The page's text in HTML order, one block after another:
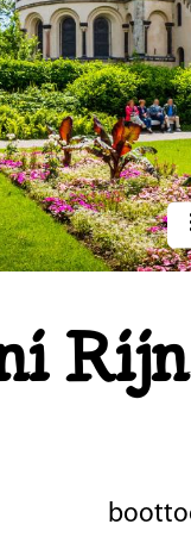
Rijn